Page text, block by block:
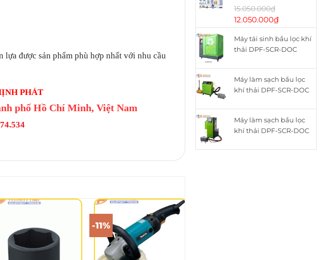
WHS2111 WADFOW
15.050.000₫
Giá
gốc
là:
15.050.000₫.
12.050.000₫Giá
hiện
tại
là:
Máy tái sinh bầu lọc khí
thải DPF-SCR-DOC
cơ Diesel ZQYM-518C
Máy làm sạch bầu lọc
khí thải DPF-SCR-DOC
ZQYM A8
Máy làm sạch bầu lọc
khí thải DPF-SCR-DOC
ZQYM 508A
lựa được sản phẩm phù hợp nhất với nhu cầu
PHÁT
phố Hồ Chí Minh, Việt Nam
-11%